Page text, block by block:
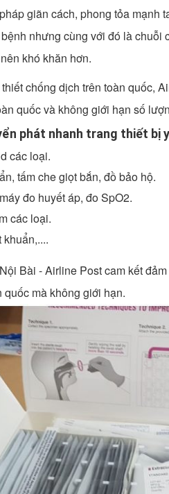
giãn cách, phong tỏa mạnh
nhưng cùng với đó là
khó khăn hơn.
chống dịch trên toàn quốc,
quốc và không giới hạn số
phát nhanh trang thiết bị
các loại.
tấm che giọt bắn, đồ bảo hộ.
đo huyết áp, đo SpO2.
các loại.
Bài - Airline Post cam kết
mà không giới hạn.